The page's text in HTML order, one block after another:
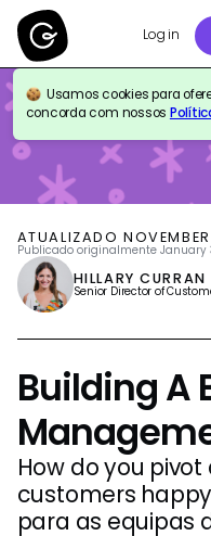
Log in
Usamos cookies para
concorda com nossos
BLOG CUSTOMER
ATUALIZADO
Publicado originalmente January
HILLARY CURRAN
Senior Director of
Building A
How do you
customers
para as equipas